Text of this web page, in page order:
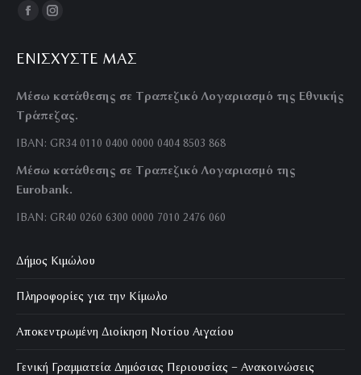
Find us on:
Facebook
opens
new
window
Instagram
opens
new
window
ΕΝΙΣΧΎΣΤΕ ΜΑΣ
Μέσω κατάθεσης σε Τραπεζικό Λογαριασμό της Εθνικής
Τράπεζας.
IBAN: GR34 0110 0400 0000 0404 8503 868
Μέσω κατάθεσης σε Τραπεζικό Λογαριασμό της
Eurobank.
IBAN: GR40 0260 6300 0000 7010 2476 060
Δήμος Κιμώλου
Πληροφορίες για την Κίμωλο
Αποκεντρωμένη Διοίκηση Νοτίου Αιγαίου
Γενική Γραμματεία Δημόσιας Περιουσίας – Ανακοινώσεις